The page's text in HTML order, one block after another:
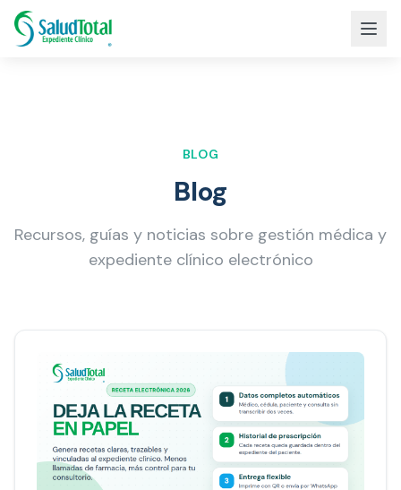
BLOG
Blog
Recursos, guías y noticias sobre gestión médica y
expediente clínico electrónico